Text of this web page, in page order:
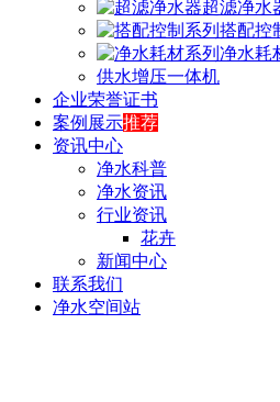
超滤净水
搭配控
净水耗
供水增压一体机
企业荣誉证书
案例展示推荐
资讯中心
净水科普
净水资讯
行业资讯
花卉
新闻中心
联系我们
净水空间站